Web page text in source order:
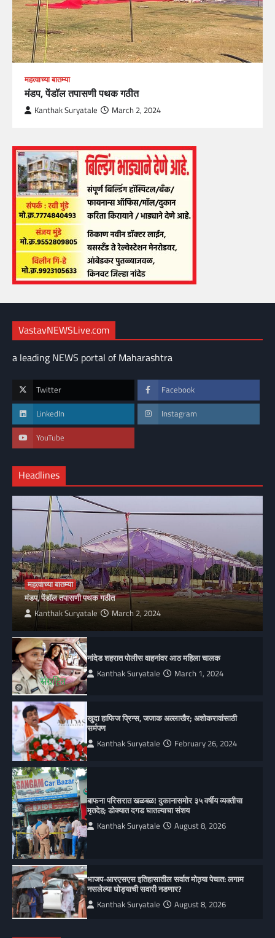
महत्वाच्या बातम्या
मंडप, पेंडॉल तपासणी पथक गठीत
Kanthak Suryatale March 2, 2024
VastavNEWSLive.com
a leading NEWS portal of Maharashtra
Twitter Facebook
LinkedIn Instagram
YouTube
Headlines
महत्वाच्या बातम्या
मंडप, पेंडॉल तपासणी पथक गठीत
Kanthak Suryatale March 2, 2024
नांदेड शहरात पोलीस वाहनांवर आठ महिला चालक
Kanthak Suryatale March 1, 2024
खुदा हाफिज प्रिन्स, जजाक अल्लाखैर; अशोकरावांसाठी
सर्मपण
Kanthak Suryatale February 26, 2024
बाफना परिसरात खळबळ! दुकानासमोर ३५ वर्षीय व्यक्तीचा
मृतदेह; डोक्यात दगड घातल्याचा संशय
Kanthak Suryatale August 8, 2026
भाजप-आरएसएस इतिहासातील सर्वात मोठ्या पेचात: लगाम
नसलेल्या घोड्याची सवारी नडणार?
Kanthak Suryatale August 8, 2026